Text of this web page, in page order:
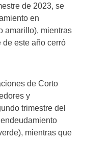
de 2023, se
en
amarillo), mientras
de este año cerró
de Corto
y
trimestre del
mientras que